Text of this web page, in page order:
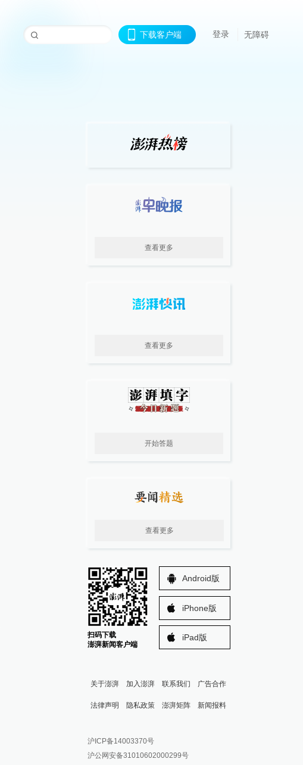
下载客户端 登录 无障碍
查看更多
查看更多
开始答题
查看更多
扫码下载
澎湃新闻客户端
Android版
iPhone版
iPad版
关于澎湃 加入澎湃 联系我们 广告合作
法律声明 隐私政策 澎湃矩阵
澎湃新闻公众号
澎湃新闻抖音号
新闻报料
报料邮箱: news@thepaper.cn
沪ICP备14003370号
沪公网安备31010602000299号